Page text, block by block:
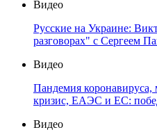
Видео
Русские на Украине:
разговорах" с Сергеем
Видео
Пандемия
кризис, ЕАЭС и ЕС:
Видео